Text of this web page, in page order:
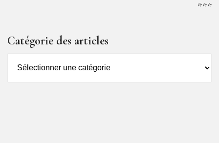
***
Catégorie des articles
des